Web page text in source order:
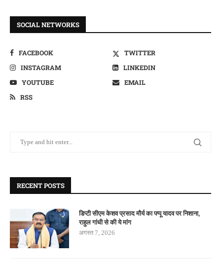
SOCIAL NETWORKS
FACEBOOK
TWITTER
INSTAGRAM
LINKEDIN
YOUTUBE
EMAIL
RSS
RECENT POSTS
डिप्टी सीएम केशव प्रसाद मौर्य का पप्पू यादव पर निशाना,
राहुल गांधी से की ये मांग
अगस्त 7, 2026